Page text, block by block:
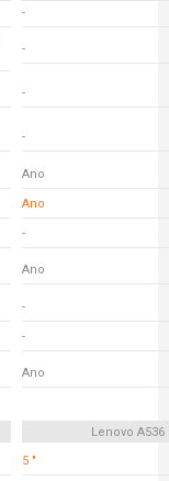
-
-
-
-
Ano
Ano
-
Ano
-
-
Ano
Lenovo A536
5 "